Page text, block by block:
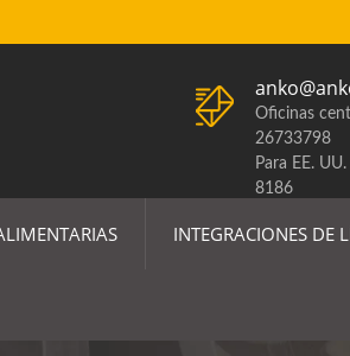
Oficinas
26733798
Para EE.
8186
DE EE. UU.
INTEGRACIONES DE
Línea De